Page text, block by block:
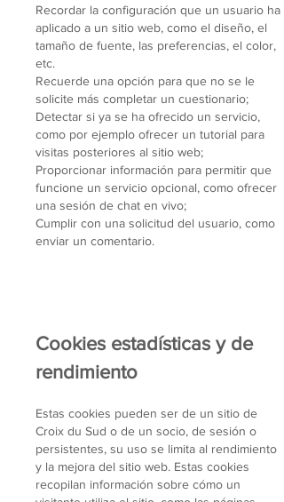
Recordar la configuración que un usuario ha
aplicado a un sitio web, como el diseño, el
tamaño de fuente, las preferencias, el color,
etc.
Recuerde una opción para que no se le
solicite más completar un cuestionario;
Detectar si ya se ha ofrecido un servicio,
como por ejemplo ofrecer un tutorial para
visitas posteriores al sitio web;
Proporcionar información para permitir que
funcione un servicio opcional, como ofrecer
una sesión de chat en vivo;
Cumplir con una solicitud del usuario, como
enviar un comentario.
Cookies estadísticas y de
rendimiento
Estas cookies pueden ser de un sitio de
Croix du Sud o de un socio, de sesión o
persistentes, su uso se limita al rendimiento
y la mejora del sitio web. Estas cookies
recopilan información sobre cómo un